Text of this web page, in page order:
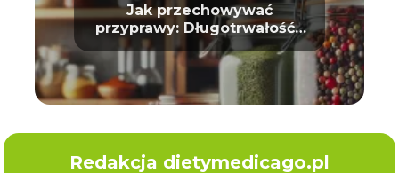
Jak przechowywać
przyprawy: Długotrwałość i
aromat
Redakcja dietymedicago.pl